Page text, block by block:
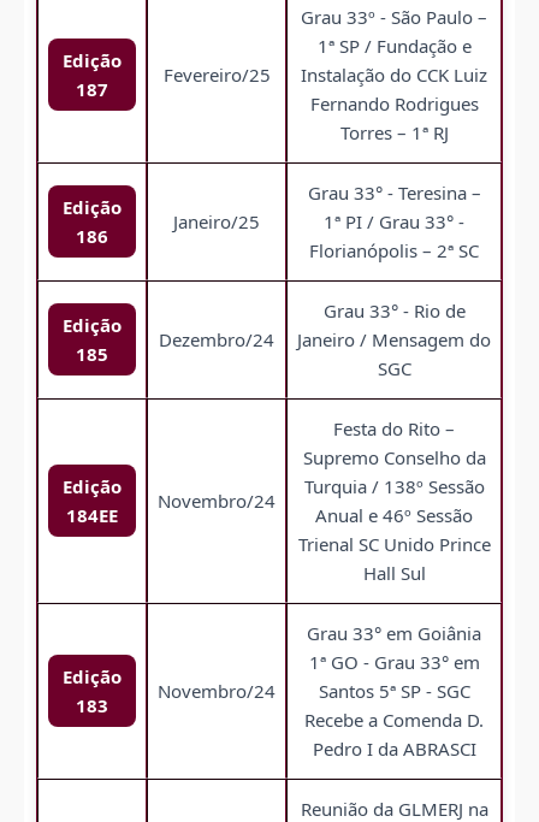
Edição
187
Fevereiro/25
Grau 33º - São Paulo –
1ª SP / Fundação e
Instalação do CCK Luiz
Fernando Rodrigues
Torres – 1ª RJ
Edição
186
Janeiro/25
Grau 33° - Teresina –
1ª PI / Grau 33° -
Florianópolis – 2ª SC
Edição
185
Dezembro/24
Grau 33° - Rio de
Janeiro / Mensagem do
SGC
Edição
184EE
Novembro/24
Festa do Rito –
Supremo Conselho da
Turquia / 138º Sessão
Anual e 46º Sessão
Trienal SC Unido Prince
Hall Sul
Edição
183
Novembro/24
Grau 33° em Goiânia
1ª GO - Grau 33° em
Santos 5ª SP - SGC
Recebe a Comenda D.
Pedro I da ABRASCI
Reunião da GLMERJ na